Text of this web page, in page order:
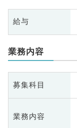
給与
業務内容
募集科目
業務内容